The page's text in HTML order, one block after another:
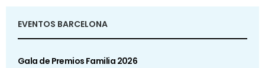
EVENTOS BARCELONA
Gala de Premios Familia 2026